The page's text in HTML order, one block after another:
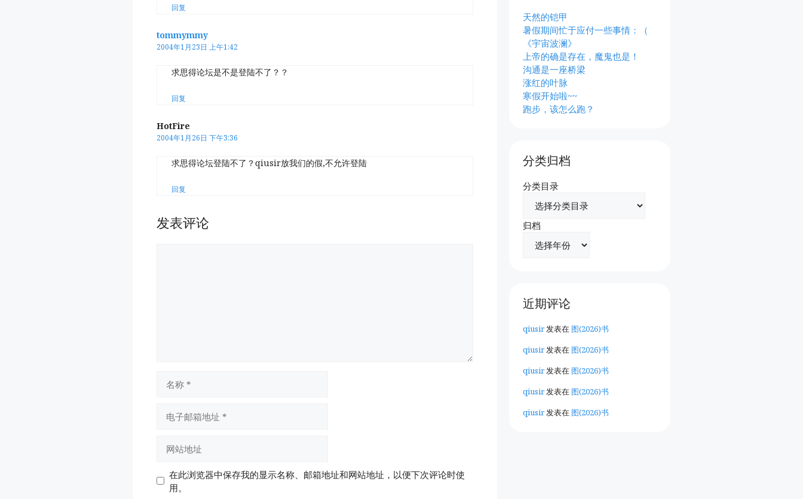
回复
tommymmy
2004年1月23日 上午1:42
求思得论坛是不是登陆不了？？
回复
HotFire
2004年1月26日 下午3:36
求思得论坛登陆不了？qiusir放我们的假,不允许登陆
回复
发表评论
址
址
在此浏览器中保存我的显示名称、邮箱地址和网站地址，以便下次评论时使
用。
天然的铠甲
暑假期间忙于应付一些事情：（
《宇宙波澜》
上帝的确是存在，魔鬼也是！
沟通是一座桥梁
涨红的叶脉
寒假开始啦~~
跑步，该怎么跑？
分类归档
分类目录
归档
近期评论
qiusir发表在 图(2026)书
qiusir发表在 图(2026)书
qiusir发表在 图(2026)书
qiusir发表在 图(2026)书
qiusir发表在 图(2026)书